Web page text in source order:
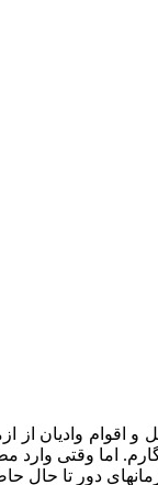
و اقوام وادیان
اما وقتی وارد